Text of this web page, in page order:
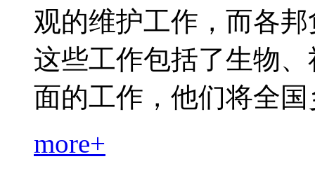
观的维护工作，而各
这些工作包括了生物
面的工作，他们将全国
more+